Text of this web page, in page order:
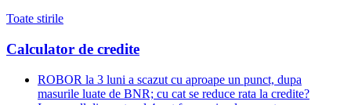
Toate stirile
Calculator de credite
ROBOR la 3 luni a scazut cu aproape un punct, dupa
masurile luate de BNR; cu cat se reduce rata la credite?